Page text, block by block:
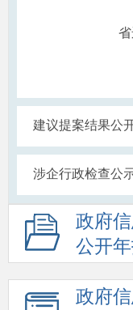
建议提案结果公
涉企行政检查公
政府
公开
政府